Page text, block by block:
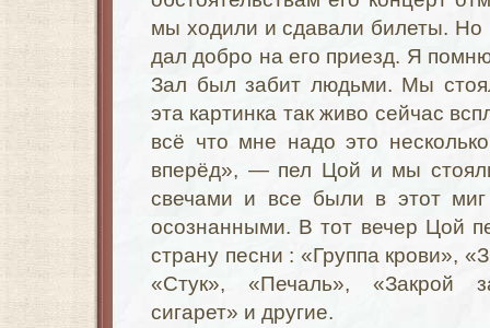
мы ходили и сдавали билеты. Но
дал добро на его приезд. Я
Зал был забит людьми. Мы
эта картинка так живо сейчас
всё что мне надо это
вперёд», — пел Цой и мы
свечами и все были в этот
осознанными. В тот вечер Цой
страну песни : «Группа крови»,
«Стук», «Печаль», «Закрой
сигарет» и другие.